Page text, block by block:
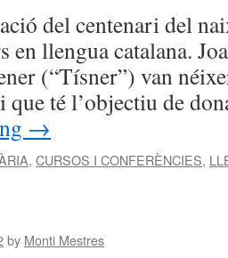
del centenari del
en llengua catalana.
(“Tísner”) van
té l’objectiu de
→
, CURSOS I CONFERÈNCIES,
by Monti Mestres